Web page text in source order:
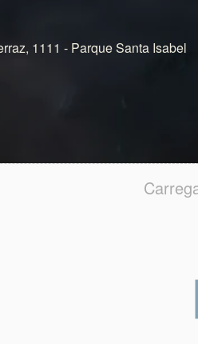
1111 - Parque Santa Isabel